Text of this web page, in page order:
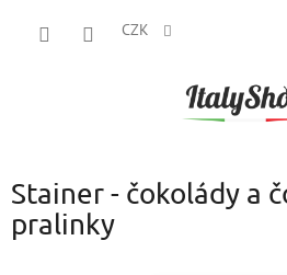
CZK
Stainer - čokolády a
pralinky